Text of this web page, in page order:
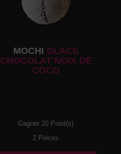
MOCHI GLACE
CHOCOLAT NOIX DE
COCO
Gagner 20 Point(s)
2 Pièces